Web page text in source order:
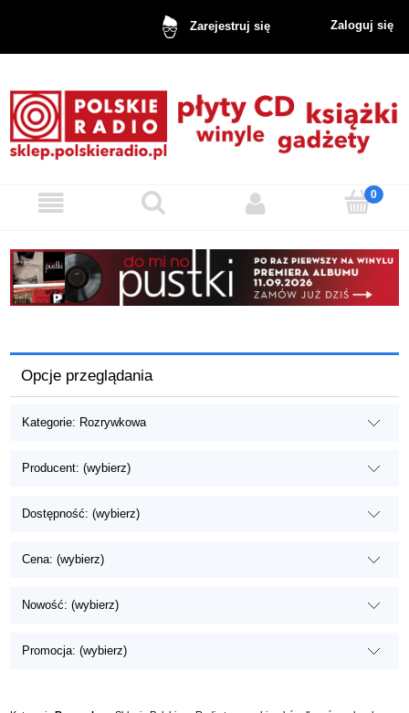
Zarejestruj się Zaloguj się
Opcje przeglądania
Kategorie: Rozrywkowa
Producent: (wybierz)
Dostępność: (wybierz)
Cena: (wybierz)
Nowość: (wybierz)
Promocja: (wybierz)